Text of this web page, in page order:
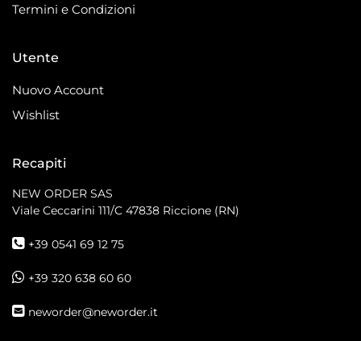
Termini e Condizioni
Utente
Nuovo Account
Wishlist
Recapiti
NEW ORDER SAS
Viale Ceccarini 111/C 47838 Riccione (RN)
+39 0541 69 12 75
+39 320 638 60 60
neworder@neworder.it